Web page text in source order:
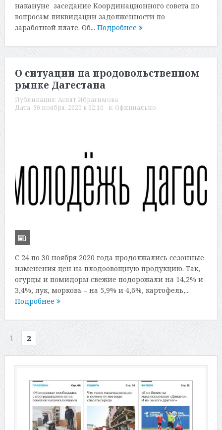
накануне заседание Координационного совета по
вопросам ликвидации задолженности по
заработной плате. Об... Подробнее
О ситуации на продовольственном
рынке Дагестана
Публикация: Асият Ибрагимова
Дата: 30 ноября, 2020 в 02:10 в: Официально
С 24 по 30 ноября 2020 года продолжались сезонные
изменения цен на плодоовощную продукцию. Так,
огурцы и помидоры свежие подорожали на 14,2% и
3,4%, лук, морковь – на 5,9% и 4,6%, картофель,...
Подробнее
1 2